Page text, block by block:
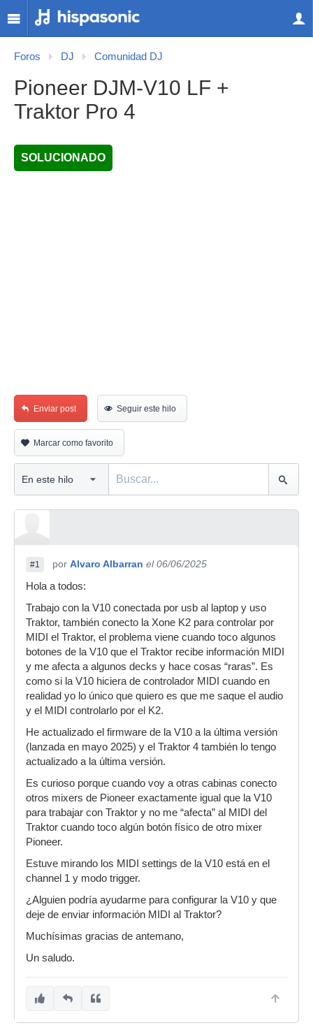
Foros DJ Comunidad DJ
Pioneer DJM-V10 LF +
Traktor Pro 4
SOLUCIONADO
Enviar post Seguir este hilo
Marcar como favorito
#1 por Alvaro Albarran el 06/06/2025
Hola a todos:
Trabajo con la V10 conectada por usb al laptop y uso
Traktor, también conecto la Xone K2 para controlar por
MIDI el Traktor, el problema viene cuando toco algunos
botones de la V10 que el Traktor recibe información MIDI
y me afecta a algunos decks y hace cosas “raras”. Es
como si la V10 hiciera de controlador MIDI cuando en
realidad yo lo único que quiero es que me saque el audio
y el MIDI controlarlo por el K2.
He actualizado el firmware de la V10 a la última versión
(lanzada en mayo 2025) y el Traktor 4 también lo tengo
actualizado a la última versión.
Es curioso porque cuando voy a otras cabinas conecto
otros mixers de Pioneer exactamente igual que la V10
para trabajar con Traktor y no me “afecta” al MIDI del
Traktor cuando toco algún botón físico de otro mixer
Pioneer.
Estuve mirando los MIDI settings de la V10 está en el
channel 1 y modo trigger.
¿Alguien podría ayudarme para configurar la V10 y que
deje de enviar información MIDI al Traktor?
Muchísimas gracias de antemano,
Un saludo.